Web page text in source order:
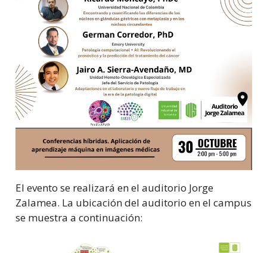
El evento se realizará en el auditorio Jorge
Zalamea. La ubicación del auditorio en el campus
se muestra a continuación: